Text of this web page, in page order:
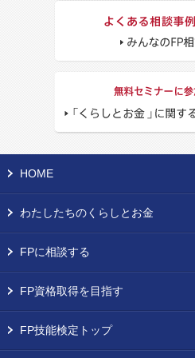
HOME
わたしたちのくらしとお金
FPに相談する
FP資格取得を目指す
FP技能検定トップ